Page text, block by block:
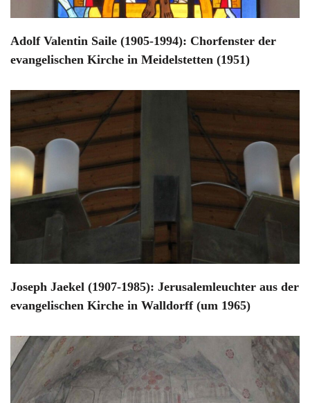
Adolf Valentin Saile (1905-1994): Chorfenster der
evangelischen Kirche in Meidelstetten (1951)
Joseph Jaekel (1907-1985): Jerusalemleuchter aus der
evangelischen Kirche in Walldorff (um 1965)